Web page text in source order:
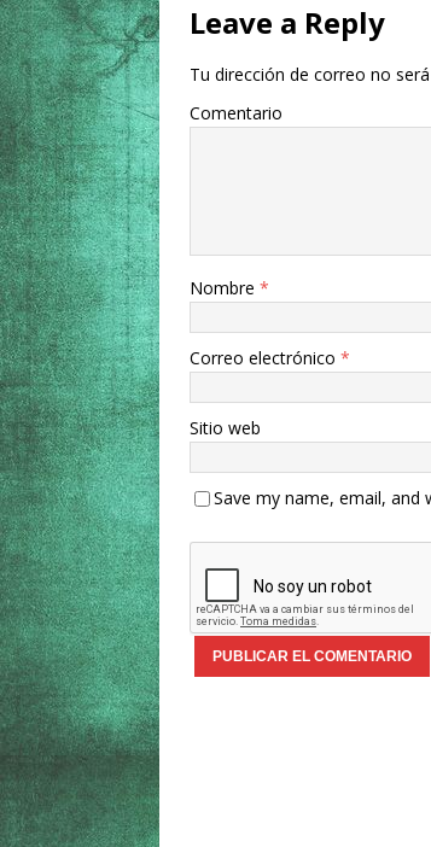
Leave a Reply
Tu dirección de correo no
Comentario
Nombre *
Correo electrónico *
Sitio web
Save my name, email,